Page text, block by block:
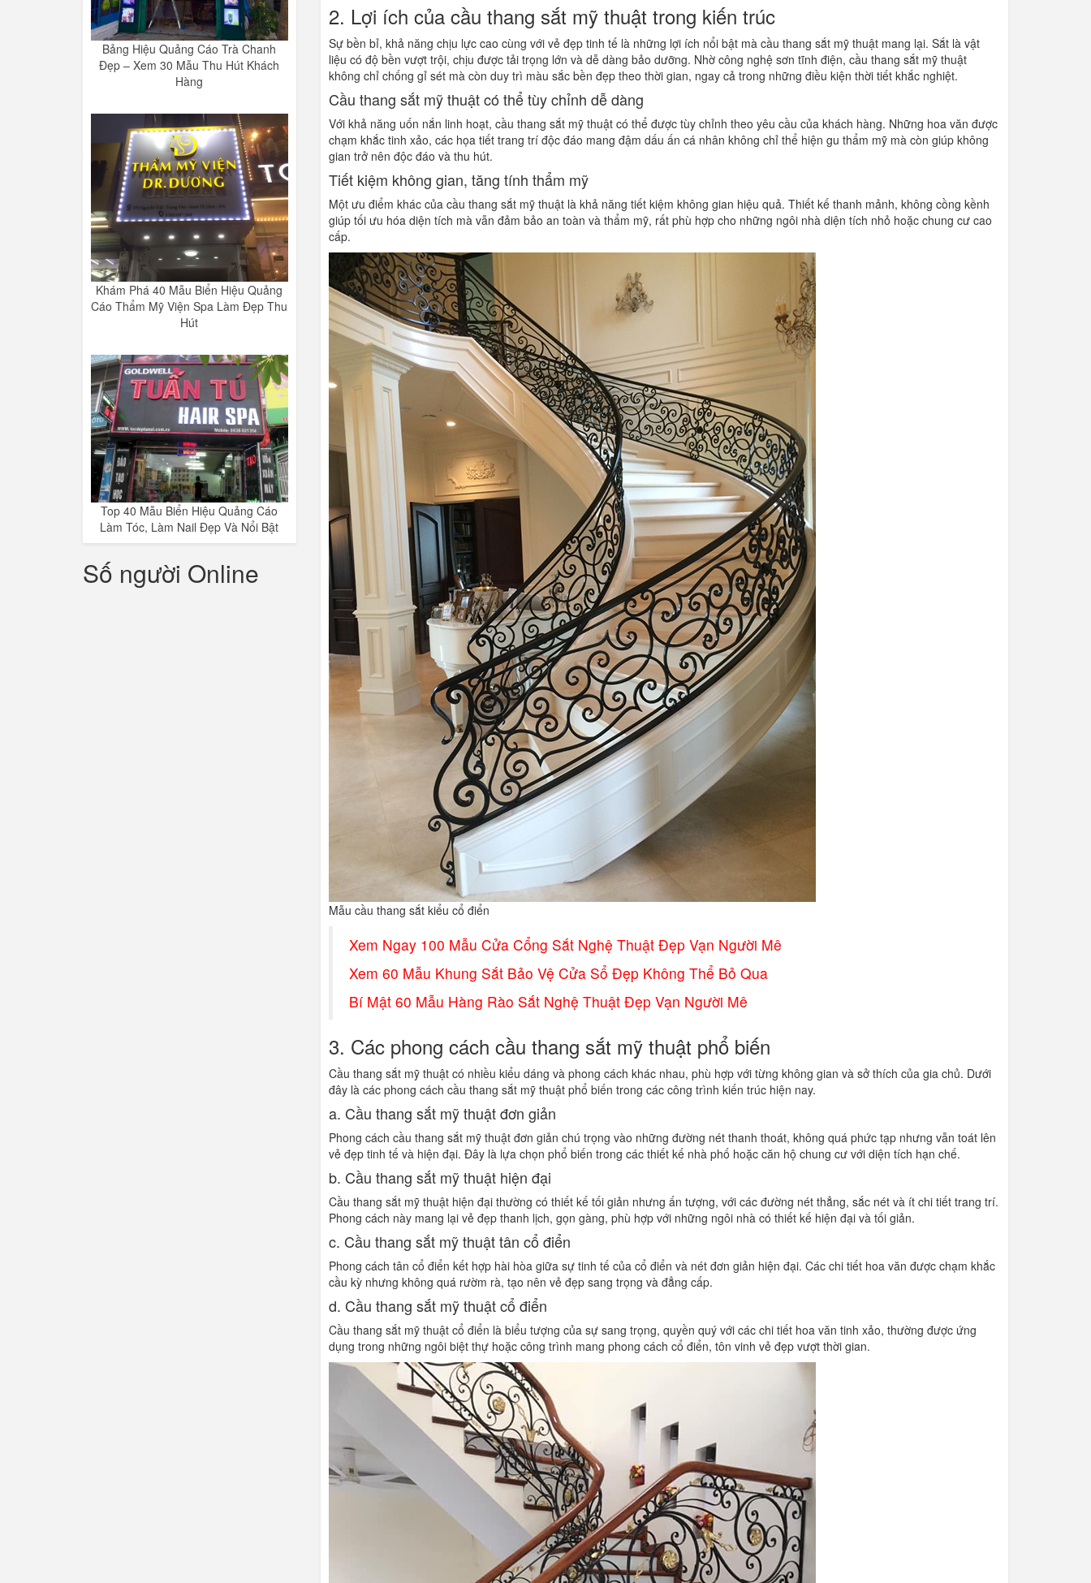
Bảng Hiệu Quảng Cáo Trà Chanh
Đẹp – Xem 30 Mẫu Thu Hút Khách
Hàng
Khám Phá 40 Mẫu Biển Hiệu Quảng
Cáo Thẩm Mỹ Viện Spa Làm Đẹp Thu
Hút
Top 40 Mẫu Biển Hiệu Quảng Cáo
Làm Tóc, Làm Nail Đẹp Và Nổi Bật
Số người Online
2. Lợi ích của cầu thang sắt mỹ thuật trong kiến trúc
Sự bền bỉ, khả năng chịu lực cao cùng với vẻ đẹp tinh tế là những lợi ích nổi bật mà cầu thang sắt mỹ thuật mang lại. Sắt là vật
liệu có độ bền vượt trội, chịu được tải trọng lớn và dễ dàng bảo dưỡng. Nhờ công nghệ sơn tĩnh điện, cầu thang sắt mỹ thuật
không chỉ chống gỉ sét mà còn duy trì màu sắc bền đẹp theo thời gian, ngay cả trong những điều kiện thời tiết khắc nghiệt.
Cầu thang sắt mỹ thuật có thể tùy chỉnh dễ dàng
Với khả năng uốn nắn linh hoạt, cầu thang sắt mỹ thuật có thể được tùy chỉnh theo yêu cầu của khách hàng. Những hoa văn được
chạm khắc tinh xảo, các họa tiết trang trí độc đáo mang đậm dấu ấn cá nhân không chỉ thể hiện gu thẩm mỹ mà còn giúp không
gian trở nên độc đáo và thu hút.
Tiết kiệm không gian, tăng tính thẩm mỹ
Một ưu điểm khác của cầu thang sắt mỹ thuật là khả năng tiết kiệm không gian hiệu quả. Thiết kế thanh mảnh, không cồng kềnh
giúp tối ưu hóa diện tích mà vẫn đảm bảo an toàn và thẩm mỹ, rất phù hợp cho những ngôi nhà diện tích nhỏ hoặc chung cư cao
cấp.
Mẫu cầu thang sắt kiểu cổ điển
Xem Ngay 100 Mẫu Cửa Cổng Sắt Nghệ Thuật Đẹp Vạn Người Mê
Xem 60 Mẫu Khung Sắt Bảo Vệ Cửa Sổ Đẹp Không Thể Bỏ Qua
Bí Mật 60 Mẫu Hàng Rào Sắt Nghệ Thuật Đẹp Vạn Người Mê
3. Các phong cách cầu thang sắt mỹ thuật phổ biến
Cầu thang sắt mỹ thuật có nhiều kiểu dáng và phong cách khác nhau, phù hợp với từng không gian và sở thích của gia chủ. Dưới
đây là các phong cách cầu thang sắt mỹ thuật phổ biến trong các công trình kiến trúc hiện nay.
a. Cầu thang sắt mỹ thuật đơn giản
Phong cách cầu thang sắt mỹ thuật đơn giản chú trọng vào những đường nét thanh thoát, không quá phức tạp nhưng vẫn toát lên
vẻ đẹp tinh tế và hiện đại. Đây là lựa chọn phổ biến trong các thiết kế nhà phố hoặc căn hộ chung cư với diện tích hạn chế.
b. Cầu thang sắt mỹ thuật hiện đại
Cầu thang sắt mỹ thuật hiện đại thường có thiết kế tối giản nhưng ấn tượng, với các đường nét thẳng, sắc nét và ít chi tiết trang trí.
Phong cách này mang lại vẻ đẹp thanh lịch, gọn gàng, phù hợp với những ngôi nhà có thiết kế hiện đại và tối giản.
c. Cầu thang sắt mỹ thuật tân cổ điển
Phong cách tân cổ điển kết hợp hài hòa giữa sự tinh tế của cổ điển và nét đơn giản hiện đại. Các chi tiết hoa văn được chạm khắc
cầu kỳ nhưng không quá rườm rà, tạo nên vẻ đẹp sang trọng và đẳng cấp.
d. Cầu thang sắt mỹ thuật cổ điển
Cầu thang sắt mỹ thuật cổ điển là biểu tượng của sự sang trọng, quyền quý với các chi tiết hoa văn tinh xảo, thường được ứng
dụng trong những ngôi biệt thự hoặc công trình mang phong cách cổ điển, tôn vinh vẻ đẹp vượt thời gian.